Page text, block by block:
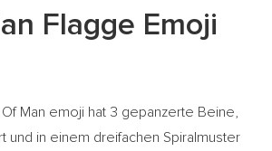
Flagge Emoji
Man emoji hat 3 gepanzerte Beine,
und in einem dreifachen Spiralmuster